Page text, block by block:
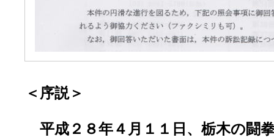
＜序説＞
平成２８年４月１１日、栃木の闘